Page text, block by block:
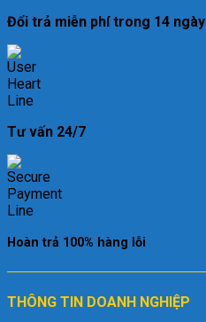
Đổi trả miễn phí trong 14 ngày
Tư vấn 24/7
Hoàn trả 100% hàng lỗi
THÔNG TIN DOANH NGHIỆP